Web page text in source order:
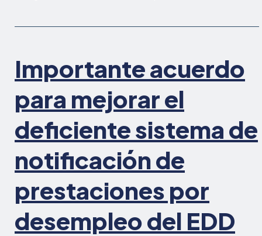
Importante acuerdo
para mejorar el
deficiente sistema de
notificación de
prestaciones por
desempleo del EDD